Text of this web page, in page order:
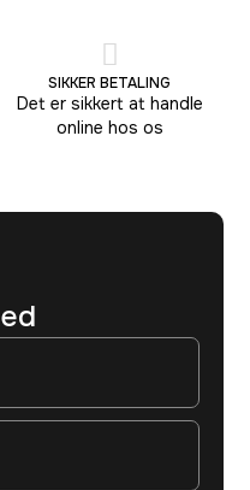
SIKKER BETALING
Det er sikkert at handle
online hos os